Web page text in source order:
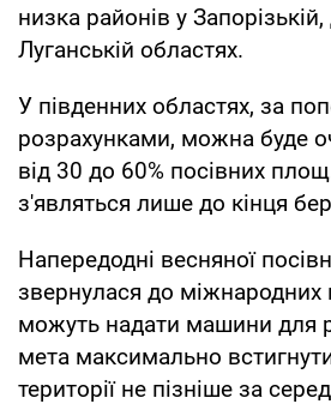
низка районів у
Луганській областях.
У південних областях, за
розрахунками, можна буде
від 30 до 60% посівних
з'являться лише до кінця
Напередодні весняної
звернулася до міжнародних
можуть надати машини для
мета максимально
території не пізніше за